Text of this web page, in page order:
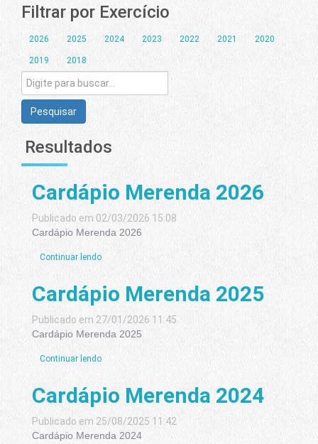
Filtrar por Exercício
2026 2025 2024 2023 2022 2021 2020
2019 2018
Pesquisar
Resultados
Cardápio Merenda 2026
Publicado em 02/03/2026 15:08
Cardápio Merenda 2026
Continuar lendo
Cardápio Merenda 2025
Publicado em 27/01/2026 11:45
Cardápio Merenda 2025
Continuar lendo
Cardápio Merenda 2024
Publicado em 25/08/2025 11:42
Cardápio Merenda 2024